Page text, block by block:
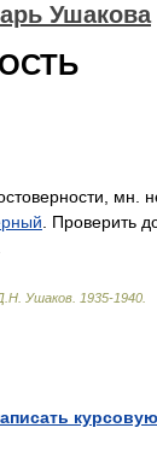
Ушакова
мн.
. Проверить
Ушаков. 1935-1940
курсовую